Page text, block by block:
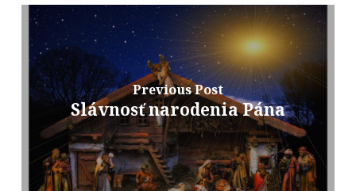
Previous Post
Slávnosť narodenia Pána